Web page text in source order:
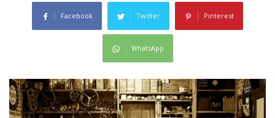
Facebook Twitter Pinterest
WhatsApp